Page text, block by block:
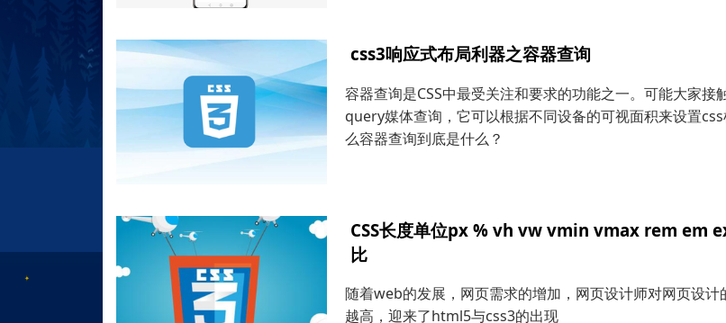
css3响应式布局利器之容器查询
容器查询是CSS中最受关注和要求的功能之一。可能大家接
query媒体查询，它可以根据不同设备的可视面积来设置
么容器查询到底是什么？
CSS长度单位px % vh vw vmin vmax rem em
比
随着web的发展，网页需求的增加，网页设计师对网页设计
越高，迎来了html5与css3的出现